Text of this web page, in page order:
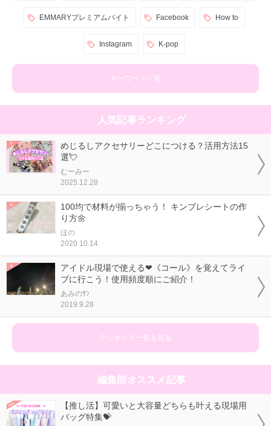
EMMARYプレミアムバイト Facebook How to
Instagram K-pop
キーワード一覧
人気記事ランキング
めじるしアクセサリーどこにつける？活用方法15
選💘
むーみー
2025.12.28
100均で材料が揃っちゃう！ キンブレシートの作
り方🌼
ほの
2020.10.14
アイドル現場で使える❤《コール》を覚えてライ
ブに行こう！使用頻度順にご紹介！
あみのｻﾝ
2019.9.28
ランキング一覧を見る
編集部オススメ記事
【推し活】可愛いと大容量どちらも叶える現場用
バッグ特集💝